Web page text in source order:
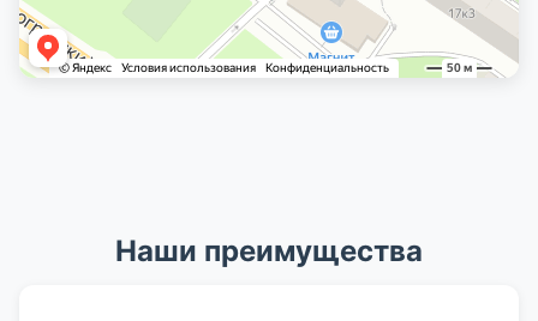
Наши преимущества